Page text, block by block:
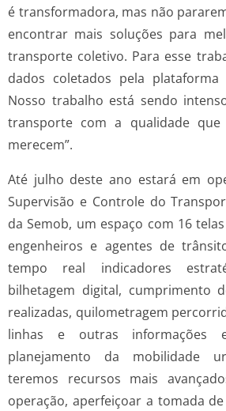
é transformadora, mas não
encontrar mais soluções para
transporte coletivo. Para esse
dados coletados pela plataforma
Nosso trabalho está sendo
transporte com a qualidade que
merecem”.
Até julho deste ano estará em
Supervisão e Controle do
da Semob, um espaço com 16
engenheiros e agentes de
tempo real indicadores
bilhetagem digital, cumprimento
realizadas, quilometragem
linhas e outras informações
planejamento da mobilidade
teremos recursos mais
operação, aperfeiçoar a tomada